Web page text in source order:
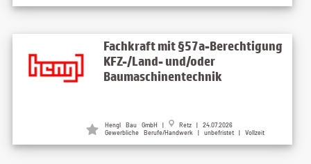
Fachkraft mit §57a-Berechtigung
KFZ-/Land- und/oder
Baumaschinentechnik
Hengl Bau GmbH |
Retz | 24.07.2026
Gewerbliche Berufe/Handwerk | unbefristet | Vollzeit